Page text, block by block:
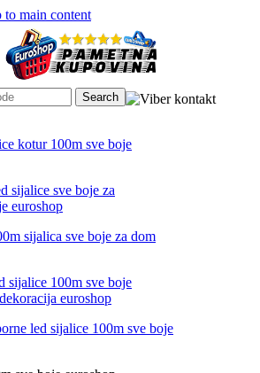
to main content
Search